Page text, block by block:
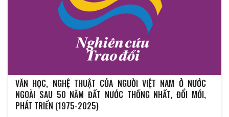
VĂN HỌC, NGHỆ THUẬT CỦA NGƯỜI VIỆT NAM Ở NƯỚC
NGOÀI SAU 50 NĂM ĐẤT NƯỚC THỐNG NHẤT, ĐỔI MỚI,
PHÁT TRIỂN (1975-2025)